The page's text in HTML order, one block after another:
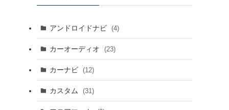
アンドロイドナビ (4)
カーオーディオ (23)
カーナビ (12)
カスタム (31)